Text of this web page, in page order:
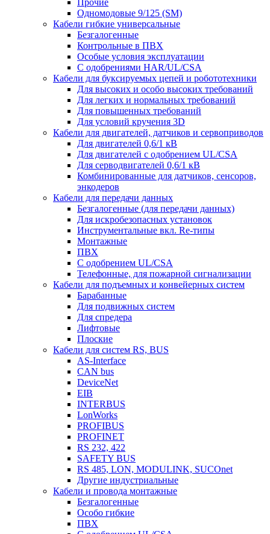
Одномодовые 9/125 (SM)
Кабели гибкие универсальные
Безгалогенные
Контрольные в ПВХ
Особые условия эксплуатации
С одобрениями HAR/UL/CSA
Кабели для буксируемых цепей и робототехники
Для высоких и особо высоких требований
Для легких и нормальных требований
Для повышенных требований
Для условий кручения 3D
Кабели для двигателей, датчиков и сервоприводов
Для двигателей 0,6/1 кВ
Для двигателей с одобрением UL/CSA
Для серводвигателей 0,6/1 кВ
Комбинированные для датчиков, cенсоров,
энкодеров
Кабели для передачи данных
Безгалогенные (для передачи данных)
Для искробезопасных установок
Инструментальные вкл. Re-типы
Монтажные
ПВХ
С одобрением UL/CSA
Телефонные, для пожарной сигнализации
Кабели для подъемных и конвейерных систем
Барабанные
Для подвижных систем
Для спредера
Лифтовые
Плоские
Кабели для систем RS, BUS
AS-Interface
CAN bus
DeviceNet
EIB
INTERBUS
LonWorks
PROFIBUS
PROFINET
RS 232, 422
SAFETY BUS
RS 485, LON, MODULINK, SUCOnet
Другие индустриальные
Кабели и провода монтажные
Безгалогенные
Особо гибкие
ПВХ